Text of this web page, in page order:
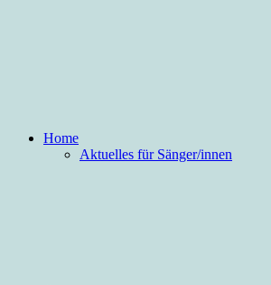
Home
Aktuelles für Sänger/innen